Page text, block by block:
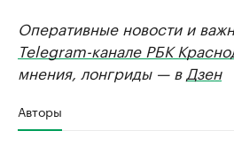
Оперативные новости и
Telegram-канале РБК
мнения, лонгриды — в Дзен
Авторы